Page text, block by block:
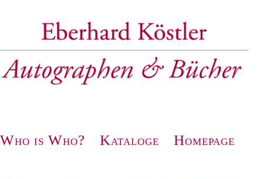
Navigation
Who is Who? Kataloge Homepage